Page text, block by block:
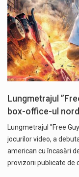
Lungmetrajul
box-office-ul
Lungmetrajul ''Free
jocurilor video, a
american cu încasări
provizorii publicate de